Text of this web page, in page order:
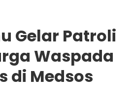
Gelar Patroli
Waspada
di Medsos